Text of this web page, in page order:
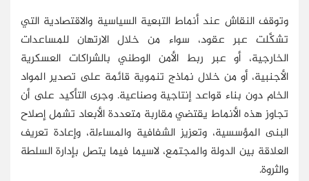
وتوقف النقاش عند أنماط التبعية السياسية والاقتصادية التي
تشكَّلت عبر عقود، سواء من خلال الارتهان للمساعدات
الخارجية، أو عبر ربط الأمن الوطني بالشراكات العسكرية
الأجنبية، أو من خلال نماذج تنموية قائمة على تصدير المواد
الخام دون بناء قواعد إنتاجية وصناعية. وجرى التأكيد على أن
تجاوز هذه الأنماط يقتضي مقاربة متعددة الأبعاد تشمل إصلاح
البنى المؤسسية، وتعزيز الشفافية والمساءلة، وإعادة تعريف
العلاقة بين الدولة والمجتمع، لاسيما فيما يتصل بإدارة السلطة
والثروة.